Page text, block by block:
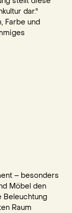
dar."
Farbe und
– besonders
Möbel den
Beleuchtung
Raum